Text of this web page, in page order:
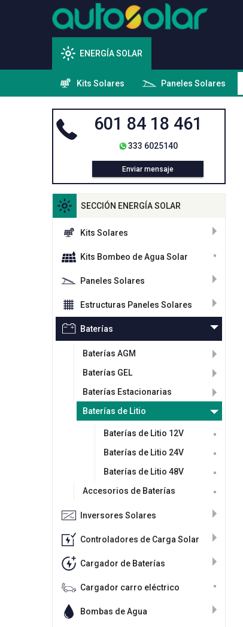
ENERGÍA SOLAR
Kits Solares Paneles Solares
601 84 18 461
333 6025140
Enviar mensaje
SECCIÓN ENERGÍA SOLAR
Kits Solares
Kits Bombeo de Agua Solar
Paneles Solares
Estructuras Paneles Solares
Baterías
Baterías AGM
Baterías GEL
Baterías Estacionarias
Baterías de Litio
Baterías de Litio 12V
Baterías de Litio 24V
Baterías de Litio 48V
Accesorios de Baterías
Inversores Solares
Controladores de Carga Solar
Cargador de Baterías
Cargador carro eléctrico
Bombas de Agua